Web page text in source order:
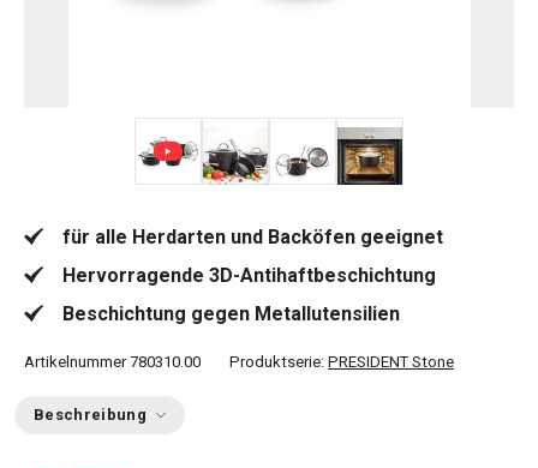
für alle Herdarten und Backöfen geeignet
Hervorragende 3D-Antihaftbeschichtung
Beschichtung gegen Metallutensilien
Artikelnummer 780310.00 Produktserie: PRESIDENT Stone
Beschreibung